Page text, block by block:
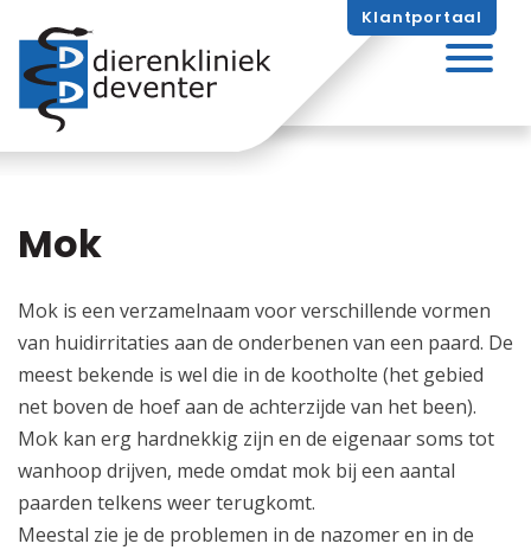
naar
inhoud
Klantportaal
Mok
Mok is een verzamelnaam voor verschillende vormen
van huidirritaties aan de onderbenen van een paard. De
meest bekende is wel die in de kootholte (het gebied
net boven de hoef aan de achterzijde van het been).
Mok kan erg hardnekkig zijn en de eigenaar soms tot
wanhoop drijven, mede omdat mok bij een aantal
paarden telkens weer terugkomt.
Meestal zie je de problemen in de nazomer en in de